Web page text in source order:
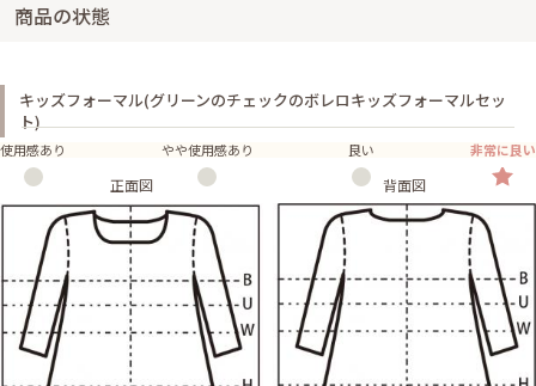
商品の状態
キッズフォーマル(グリーンのチェックのボレロキッズフォーマルセッ
ト)
使用感あり やや使用感あり 良い 非常に良い
正面図 背面図